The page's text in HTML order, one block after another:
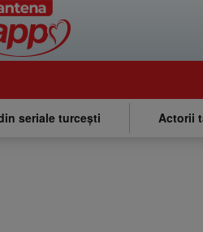
seriale turcești Actorii